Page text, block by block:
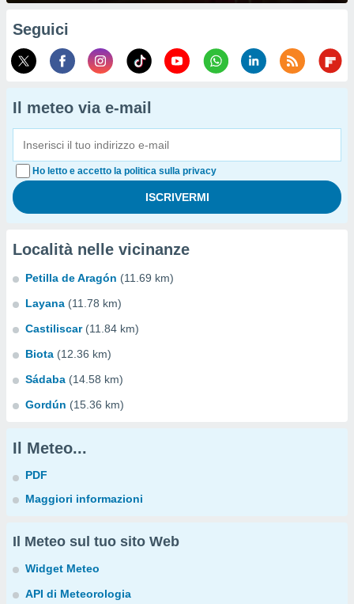
Seguici
Il meteo via e-mail
Ho letto e accetto la politica sulla privacy
Località nelle vicinanze
Petilla de Aragón (11.69 km)
Layana (11.78 km)
Castiliscar (11.84 km)
Biota (12.36 km)
Sádaba (14.58 km)
Gordún (15.36 km)
Il Meteo...
PDF
Maggiori informazioni
Il Meteo sul tuo sito Web
Widget Meteo
API di Meteorologia